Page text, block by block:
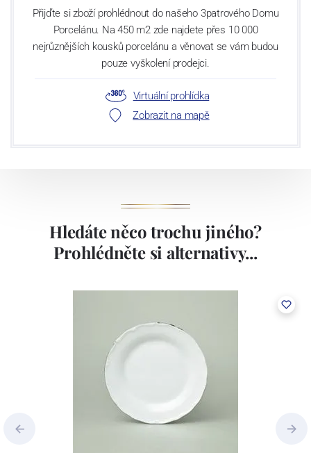
Přijďte si zboží prohlédnout do našeho 3patrového Domu
Porcelánu. Na 450 m2 zde najdete přes 10 000
nejrůznějších kousků porcelánu a věnovat se vám budou
pouze vyškolení prodejci.
Virtuální prohlídka
Zobrazit na mapě
Hledáte něco trochu jiného?
Prohlédněte si alternativy...